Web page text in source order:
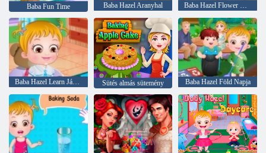
Baba Fun Time Baba Hazel Aranyhal Baba Hazel Flower Girl
Baba Hazel Learn Járművek Sütés almás sütemény Baba Hazel Föld Napja